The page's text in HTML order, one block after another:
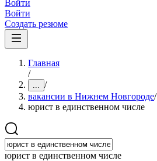
Войти
Войти
Создать резюме
Главная
/
... /
вакансии в Нижнем Новгороде/
юрист в единственном числе
юрист в единственном числе